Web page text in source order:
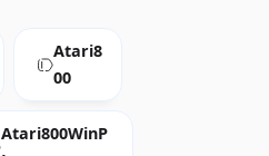
Atari8
00
Atari800WinP